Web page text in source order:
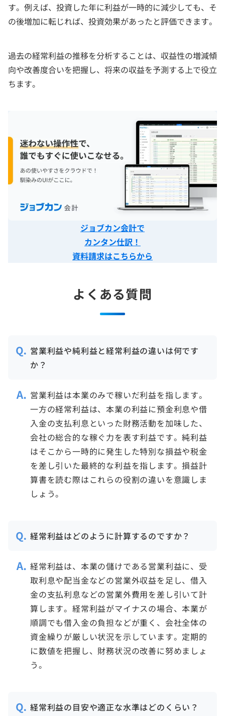
す。例えば、投資した年に利益が一時的に減少しても、そ
の後増加に転じれば、投資効果があったと評価できます。
過去の経常利益の推移を分析することは、収益性の増減傾
向や改善度合いを把握し、将来の収益を予測する上で役立
ちます。
ジョブカン会計で
カンタン仕訳！
資料請求はこちらから
よくある質問
営業利益や純利益と経常利益の違いは何です
か？
営業利益は本業のみで稼いだ利益を指します。
一方の経常利益は、本業の利益に預金利息や借
入金の支払利息といった財務活動を加味した、
会社の総合的な稼ぐ力を表す利益です。純利益
はそこから一時的に発生した特別な損益や税金
を差し引いた最終的な利益を指します。損益計
算書を読む際はこれらの役割の違いを意識しま
しょう。
経常利益はどのように計算するのですか？
経常利益は、本業の儲けである営業利益に、受
取利息や配当金などの営業外収益を足し、借入
金の支払利息などの営業外費用を差し引いて計
算します。経常利益がマイナスの場合、本業が
順調でも借入金の負担などが重く、会社全体の
資金繰りが厳しい状況を示しています。定期的
に数値を把握し、財務状況の改善に努めましょ
う。
経常利益の目安や適正な水準はどのくらい？